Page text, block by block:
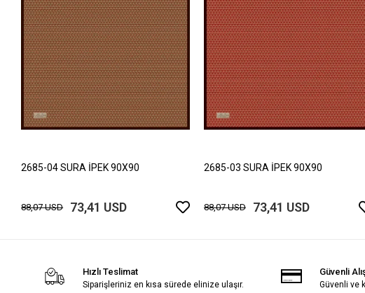
2685-04 SURA İPEK 90X90
88,07 USD 73,41 USD
2685-03 SURA İPEK 90X90
88,07 USD 73,41 USD
Hızlı Teslimat
Siparişleriniz en kısa sürede elinize ulaşır.
Güvenli
Güvenli ve